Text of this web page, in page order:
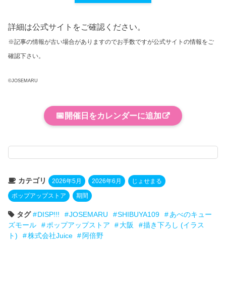
詳細は公式サイトをご確認ください。
※記事の情報が古い場合がありますのでお手数ですが公式サイトの情報をご
確認下さい。
©JOSEMARU
📅 開催日をカレンダーに追加
カテゴリ 2026年5月 2026年6月 じょせまる
ポップアップストア 期間
タグ DISP!!! JOSEMARU SHIBUYA109
あべのキュー
ズモール
ポップアップストア 大阪
描き下ろし (イラス
ト)
株式会社Juice 阿倍野